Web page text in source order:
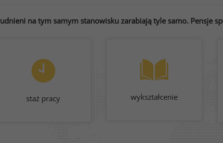
na tym samym stanowisku zarabiają tyle samo. Pensje
staż pracy wykształcenie